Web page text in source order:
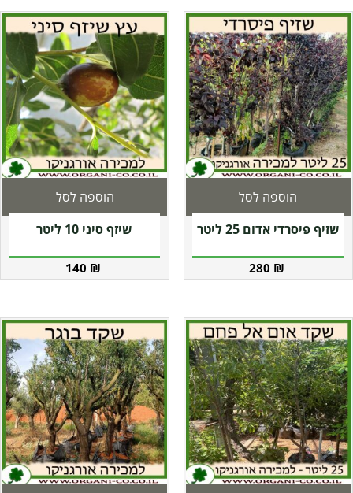
שזיף פיסרדי אדום 25 ליטר
280 ₪
הוספה לסל
שיזף סיני 10 ליטר
140 ₪
הוספה לסל